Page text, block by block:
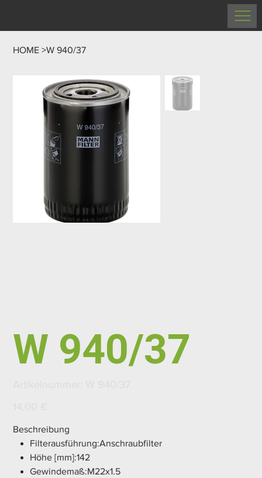
HOME >W 940/37
W 940/37
Beschreibung
Filterausführung:Anschraubfilter
Höhe [mm]:142
Gewindemaß:M22x1.5